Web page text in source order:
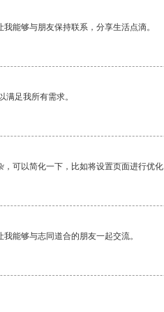
能够与朋友保持联系，分享生活点滴。
满足我所有需求。
可以简化一下，比如将设置页面进行优
能够与志同道合的朋友一起交流。